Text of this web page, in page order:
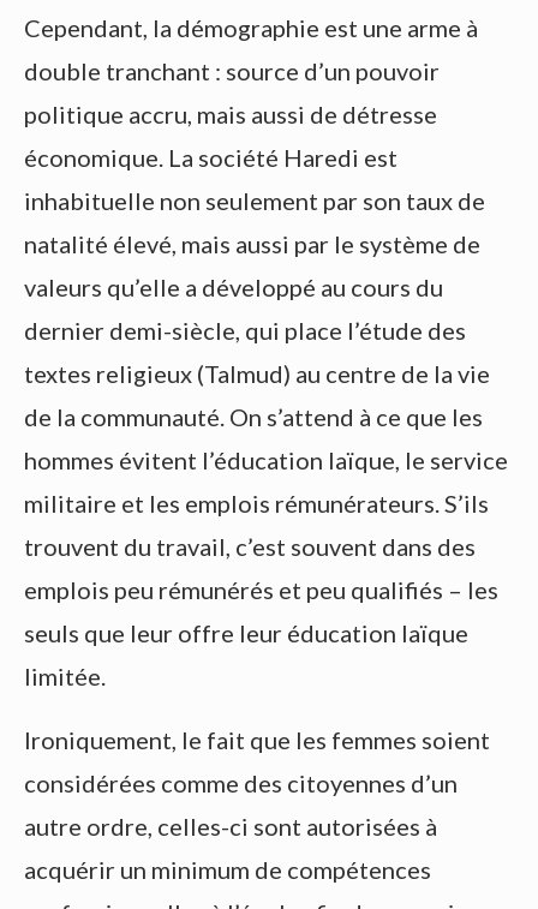
Cependant, la démographie est une arme à
double tranchant : source d’un pouvoir
politique accru, mais aussi de détresse
économique. La société Haredi est
inhabituelle non seulement par son taux de
natalité élevé, mais aussi par le système de
valeurs qu’elle a développé au cours du
dernier demi-siècle, qui place l’étude des
textes religieux (Talmud) au centre de la vie
de la communauté. On s’attend à ce que les
hommes évitent l’éducation laïque, le service
militaire et les emplois rémunérateurs. S’ils
trouvent du travail, c’est souvent dans des
emplois peu rémunérés et peu qualifiés – les
seuls que leur offre leur éducation laïque
limitée.
Ironiquement, le fait que les femmes soient
considérées comme des citoyennes d’un
autre ordre, celles-ci sont autorisées à
acquérir un minimum de compétences